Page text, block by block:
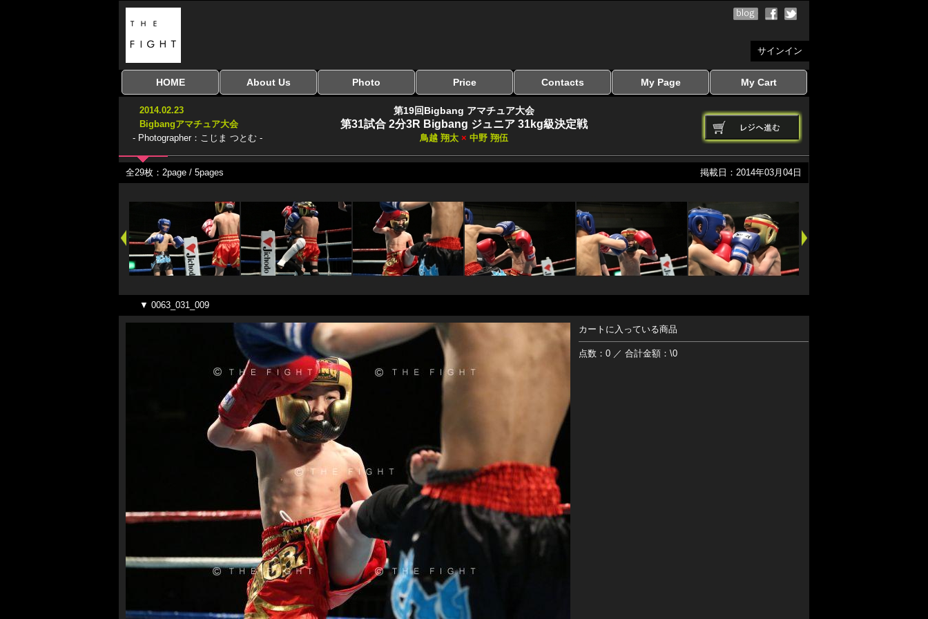
サインイン
HOME
全興行を表示
ナイスミドル
アマチュアキック
協議会
全日本学生キック
建武館キッズ大会
Bigbang
おやじファイト
About Us Photo
無料ダウンロード
Price
料金
お支払い方法
Contacts
お問い合わせ
よくある質問
リンク集
My Page My Cart
カートを見る
2014.02.23
Bigbangアマチュア大会
- Photographer：こじま つとむ -
第19回Bigbang アマチュア大会
第31試合 2分3R Bigbang ジュニア 31kg級決定戦
鳥越 翔太 × 中野 翔伍
全29枚：2page / 5pages 掲載日：2014年03月04日
▼ 0063_031_009
カートに入っている商品
点数：0 ／ 合計金額：\0